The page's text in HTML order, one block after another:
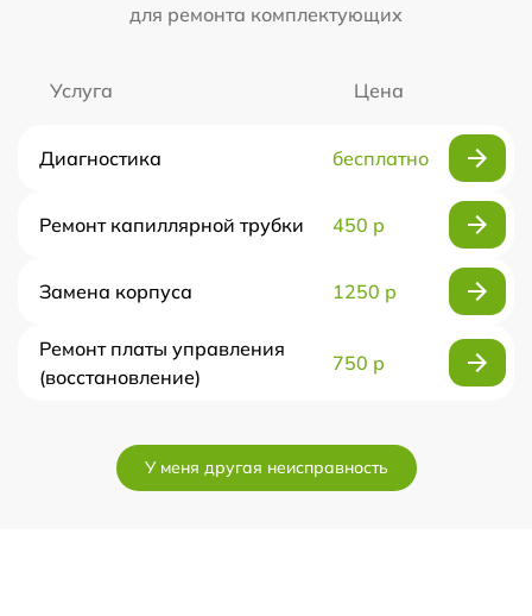
для ремонта комплектующих
Услуга Цена
Диагностика бесплатно
Ремонт капиллярной трубки 450 р
Замена корпуса 1250 р
Ремонт платы управления
(восстановление)
750 р
У меня другая неисправность